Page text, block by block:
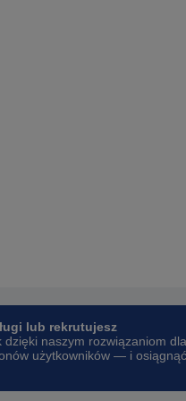
lub rekrutujesz
dzięki naszym rozwiązaniom dla
użytkowników — i osiągnąć